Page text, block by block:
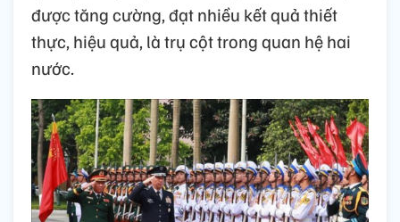
được tăng cường, đạt nhiều kết quả thiết
thực, hiệu quả, là trụ cột trong quan hệ hai
nước.